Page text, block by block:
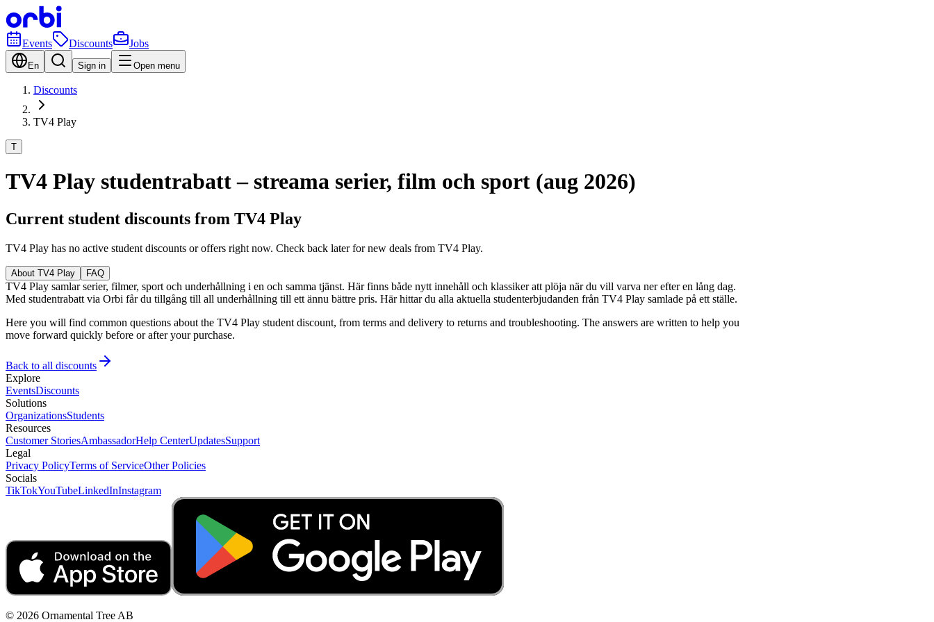
Events Discounts Jobs
En Sign in Open menu
Discounts
TV4 Play
T
TV4 Play studentrabatt – streama serier, film och sport (aug 2026)
Current student discounts from TV4 Play
TV4 Play has no active student discounts or offers right now. Check back later for new deals from TV4 Play.
About TV4 Play FAQ
TV4 Play samlar serier, filmer, sport och underhållning i en och samma tjänst. Här finns både nytt innehåll och klassiker att plöja när du vill varva ner efter en lång dag.
Med studentrabatt via Orbi får du tillgång till all underhållning till ett ännu bättre pris. Här hittar du alla aktuella studenterbjudanden från TV4 Play samlade på ett ställe.
Here you will find common questions about the TV4 Play student discount, from terms and delivery to returns and troubleshooting. The answers are written to help you
move forward quickly before or after your purchase.
Back to all discounts
Explore
EventsDiscounts
Solutions
OrganizationsStudents
Resources
Customer StoriesAmbassadorHelp CenterUpdatesSupport
Legal
Privacy PolicyTerms of ServiceOther Policies
Socials
TikTokYouTubeLinkedInInstagram
© 2026 Ornamental Tree AB